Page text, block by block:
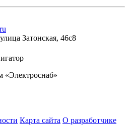
улица Затонская, 46с8
«Электроснаб»
Карта сайта О разработчике